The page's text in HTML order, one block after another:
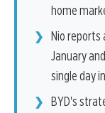
home
Nio reports
January
single day
BYD's